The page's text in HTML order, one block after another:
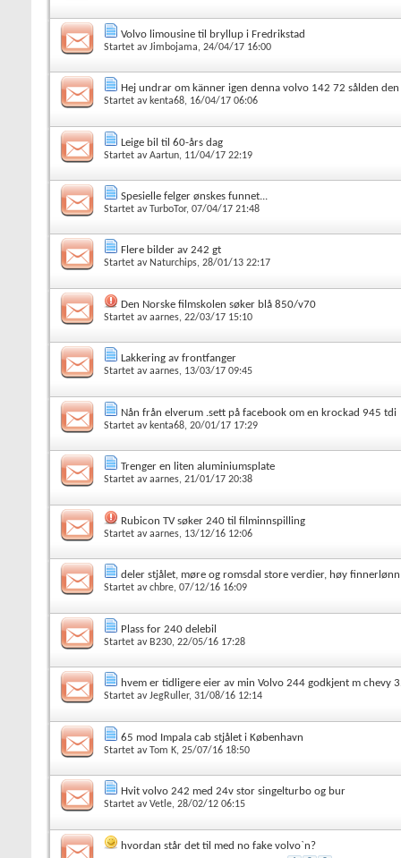
Volvo limousine til bryllup i Fredrikstad
Startet avJimbojama, 24/04/17 16:00
Hej undrar om känner igen denna volvo 142 72 sålden
Startet av kenta68, 16/04/17 06:06
Leige bil til 60-års dag
Startet avAartun, 11/04/17 22:19
Spesielle felger ønskes funnet...
Startet avTurboTor, 07/04/17 21:48
Flere bilder av 242 gt
Startet avNaturchips, 28/01/13 22:17
Den Norske filmskolen søker blå 850/v70
Startet avaarnes, 22/03/17 15:10
Lakkering av frontfanger
Startet avaarnes, 13/03/17 09:45
Nån från elverum .sett på facebook om en krockad 945 tdi
Startet av kenta68, 20/01/17 17:29
Trenger en liten aluminiumsplate
Startet avaarnes, 21/01/17 20:38
Rubicon TV søker 240 til filminnspilling
Startet avaarnes, 13/12/16 12:06
deler stjålet, møre og romsdal store verdier, høy
Startet avchbre, 07/12/16 16:09
Plass for 240 delebil
Startet av B230, 22/05/16 17:28
hvem er tidligere eier av min Volvo 244 godkjent m chevy
Startet avJegRuller, 31/08/16 12:14
65 mod Impala cab stjålet i København
Startet avTom K, 25/07/16 18:50
Hvit volvo 242 med 24v stor singelturbo og bur
Startet avVetle, 28/02/12 06:15
hvordan står det til med no fake volvo`n?